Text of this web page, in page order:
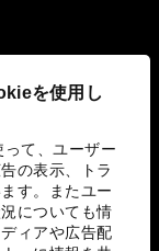
を使用し
て、ユーザー
の表示、トラ
す。またユー
についても情
ィアや広告配